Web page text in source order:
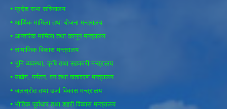
• प्रदेश सभा सचिवालय
• आर्थिक मामिला तथा योजना मन्त्रालय
• आन्तरिक मामिला तथा कानून मन्त्रालय
• सामाजिक विकास मन्त्रालय
• भुमि व्यवस्था, कृषि तथा सहकारी मन्त्रालय
• उद्योग, पर्यटन, वन तथा वातावरण मन्त्रालय
• जलस्रोत तथा उर्जा विकास मन्त्रालय
• भौतिक पूर्वाधार तथा शहरी विकास मन्त्रालय